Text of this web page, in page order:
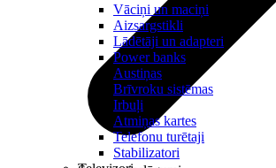
Vāciņi un maciņi
Aizsargstikli
Lādētāji un adapteri
Power banks
Austiņas
Brīvroku sistēmas
Irbuļi
Atmiņas kartes
Telefonu turētaji
Stabilizatori